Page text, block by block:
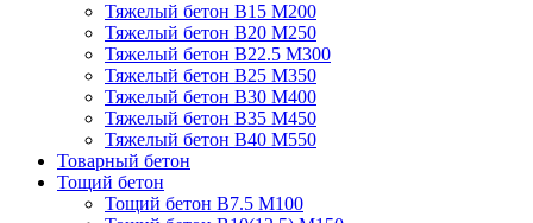
Тяжелый бетон В15 М200
Тяжелый бетон В20 М250
Тяжелый бетон В22.5 М300
Тяжелый бетон В25 М350
Тяжелый бетон В30 М400
Тяжелый бетон В35 М450
Тяжелый бетон В40 М550
Товарный бетон
Тощий бетон
Тощий бетон В7.5 М100